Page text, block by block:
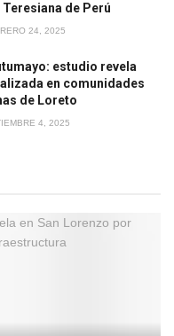
de Perú
24, 2025
estudio revela
en comunidades
de Loreto
4, 2025